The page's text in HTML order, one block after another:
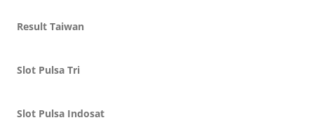
Result Taiwan
Slot Pulsa Tri
Slot Pulsa Indosat